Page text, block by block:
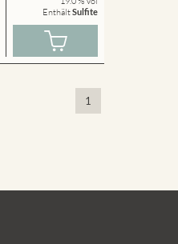
EnthältSulfite
1